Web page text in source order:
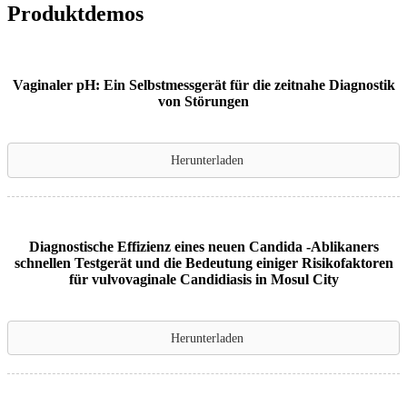
Produktdemos
Vaginaler pH: Ein Selbstmessgerät für die zeitnahe Diagnostik
von Störungen
Herunterladen
Diagnostische Effizienz eines neuen Candida -Ablikaners
schnellen Testgerät und die Bedeutung einiger Risikofaktoren
für vulvovaginale Candidiasis in Mosul City
Herunterladen